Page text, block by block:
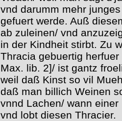
vnd darumm mehr
gefuert werde. Auß
ab zuleinen/ vnd
in der Kindheit stirbt. Zu
Thracia gebuertig
Max. lib. 2]/ ist gantz
weil daß Kinst so vil
daß man billich Weinen
vnnd Lachen/ wann
vnd lobt diesen Thracier.